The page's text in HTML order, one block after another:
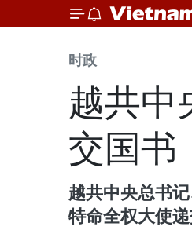
时政
越共中
交国书
越共中央总书
特命全权大使递